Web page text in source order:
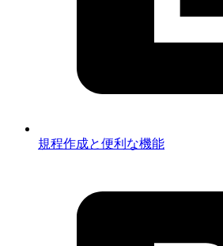
規程作成と便利な機能